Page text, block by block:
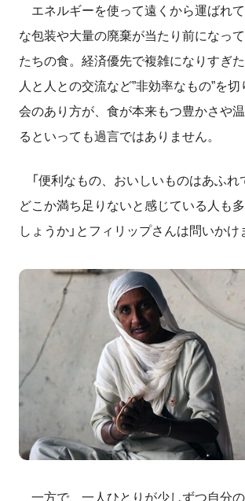
エネルギーを使って遠くから運ばれ
な包装や大量の廃棄が当たり前になっ
たちの食。経済優先で複雑になりすぎた
人と人との交流など”非効率なもの”を
会のあり方が、食が本来もつ豊かさや
るといっても過言ではありません。
「便利なもの、おいしいものはあふれ
どこか満ち足りないと感じている人も
しょうか」とフィリップさんは問いかけ
一方で、一人ひとりが少しずつ自分の